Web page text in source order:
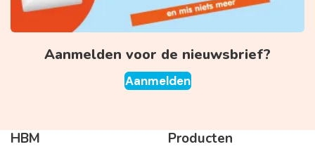
Aanmelden voor de nieuwsbrief?
Aanmelden
HBM Producten